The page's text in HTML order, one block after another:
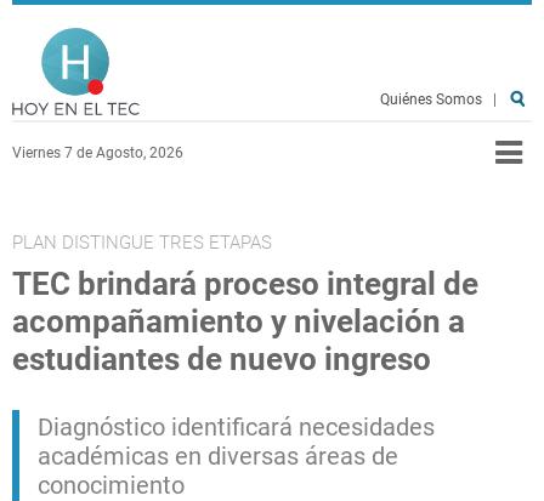
Pasar al contenido principal
Viernes 7 de Agosto, 2026
Quiénes Somos
PLAN DISTINGUE TRES ETAPAS
TEC brindará proceso integral de
acompañamiento y nivelación a
estudiantes de nuevo ingreso
Diagnóstico identificará necesidades
académicas en diversas áreas de
conocimiento